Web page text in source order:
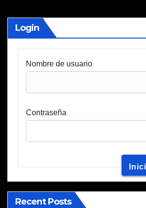
Login
Nombre de usuario
Contraseña
Recent Posts